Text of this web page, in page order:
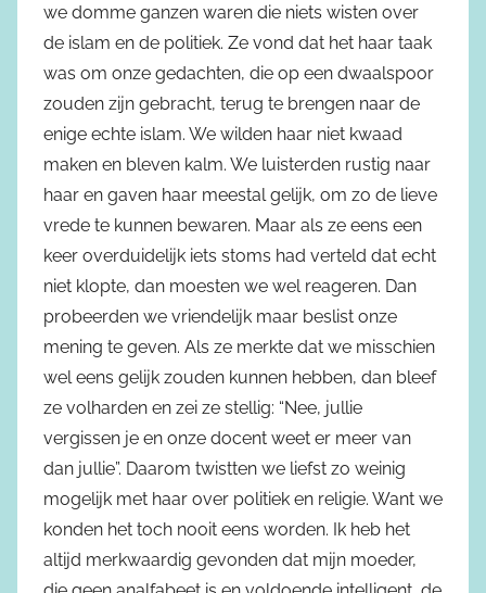
we domme ganzen waren die niets wisten over
de islam en de politiek. Ze vond dat het haar taak
was om onze gedachten, die op een dwaalspoor
zouden zijn gebracht, terug te brengen naar de
enige echte islam. We wilden haar niet kwaad
maken en bleven kalm. We luisterden rustig naar
haar en gaven haar meestal gelijk, om zo de lieve
vrede te kunnen bewaren. Maar als ze eens een
keer overduidelijk iets stoms had verteld dat echt
niet klopte, dan moesten we wel reageren. Dan
probeerden we vriendelijk maar beslist onze
mening te geven. Als ze merkte dat we misschien
wel eens gelijk zouden kunnen hebben, dan bleef
ze volharden en zei ze stellig: “Nee, jullie
vergissen je en onze docent weet er meer van
dan jullie”. Daarom twistten we liefst zo weinig
mogelijk met haar over politiek en religie. Want we
konden het toch nooit eens worden. Ik heb het
altijd merkwaardig gevonden dat mijn moeder,